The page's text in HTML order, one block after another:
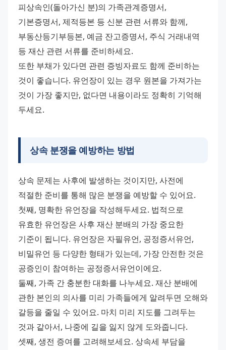
피상속인(돌아가신 분)의 가족관계증명서,
기본증명서, 제적등본 등 신분 관련 서류와 함께,
부동산등기부등본, 예금 잔고증명서, 주식 거래내역
등 재산 관련 서류를 준비하세요.
또한 부채가 있다면 관련 증빙자료도 함께 준비하는
것이 좋습니다. 유언장이 있는 경우 원본을 가져가는
것이 가장 좋지만, 없다면 내용이라도 정확히 기억해
두세요.
상속 분쟁을 예방하는 방법
상속 문제는 사후에 발생하는 것이지만, 사전에
적절한 준비를 통해 많은 분쟁을 예방할 수 있어요.
첫째, 명확한 유언장을 작성해두세요. 법적으로
유효한 유언장은 사후 재산 분배의 가장 중요한
기준이 됩니다. 유언장은 자필유언, 공정증서유언,
비밀유언 등 다양한 형태가 있는데, 가장 안전한 것은
공증인이 참여하는 공정증서유언이에요.
둘째, 가족 간 충분한 대화를 나누세요. 재산 분배에
관한 본인의 의사를 미리 가족들에게 알려두면 오해와
갈등을 줄일 수 있어요. 마치 미리 지도를 그려두는
것과 같아서, 나중에 길을 잃지 않게 도와줍니다.
셋째, 생전 증여를 고려해보세요. 상속세 부담을